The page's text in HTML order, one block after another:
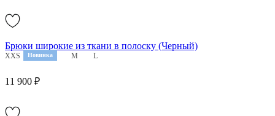
Новинка
Брюки широкие из ткани в полоску (Черный)
XXS XS S M L
11 900 ₽